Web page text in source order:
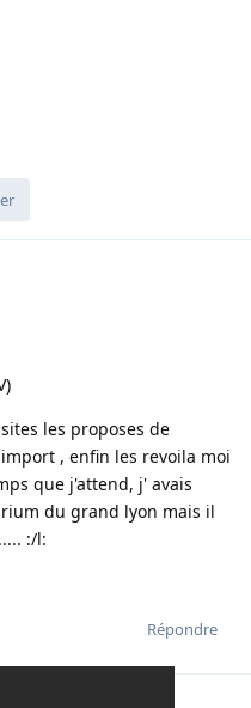
les proposes de
, enfin les revoila moi
que j'attend, j' avais
du grand lyon mais il
:/l:
Répondre